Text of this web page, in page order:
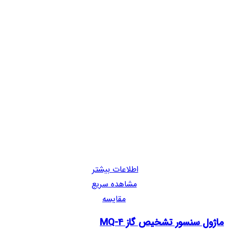
اطلاعات بیشتر
مشاهده سریع
مقایسه
ماژول سنسور تشخیص گاز MQ-4